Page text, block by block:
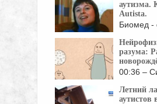
аутизма.
Autista.
Биомед -
разума:
00:36 –
Летний
аутистов